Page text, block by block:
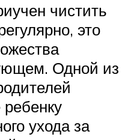
чистить
это
Одной из
ухода за